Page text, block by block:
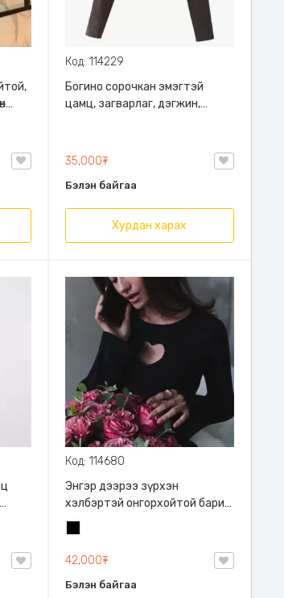
Код: 114229
Богино сорочкан эмэгтэй
цамц, загварлаг, дэгжин,
35,000₮
Бэлэн байгаа
Хурдан харах
Код: 114680
Энгэр дээрээ зүрхэн
хэлбэртэй онгорхойтой бариу
цамц
42,000₮
Бэлэн байгаа